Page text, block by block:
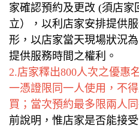
家確認預約及更改 (須店家
立），以利店家安排提供
形，以店家當天現場狀況
提供服務時間之權利。
2.店家釋出800人次之優惠
一憑證限同一人使用，不
買；當次預約最多限兩人同
前說明，惟店家是否能接